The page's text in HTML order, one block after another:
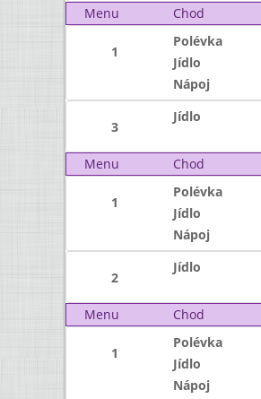
Menu Chod
1
Polévka
Jídlo
Nápoj
3
Jídlo
Menu Chod
1
Polévka
Jídlo
Nápoj
2
Jídlo
Menu Chod
1
Polévka
Jídlo
Nápoj